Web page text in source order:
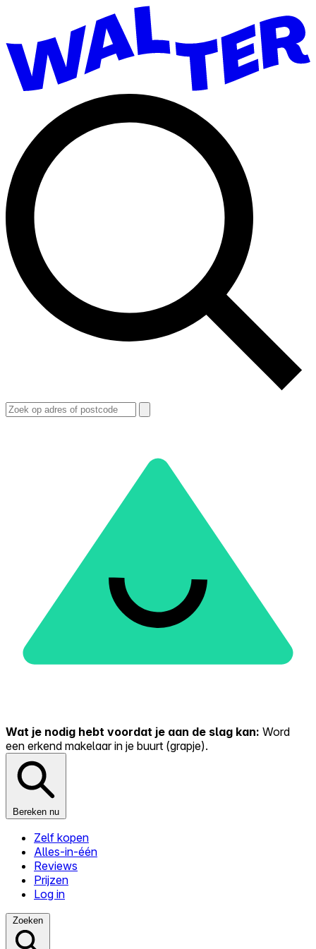
Wat je nodig hebt voordat je aan de slag kan: Word
een erkend makelaar in je buurt (grapje).
Bereken nu
Zelf kopen
Alles-in-één
Reviews
Prijzen
Log in
Zoeken